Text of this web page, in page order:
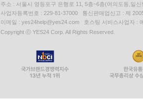
주소 : 서울시 영등포구 은행로 11, 5층~6층(여의도동,일신
사업자등록번호 : 229-81-37000 통신판매업신고 : 제
이메일 : yes24help@yes24.com 호스팅 서비스사업자 :
Copyright ⓒ YES24 Corp. All Rights Reserved.